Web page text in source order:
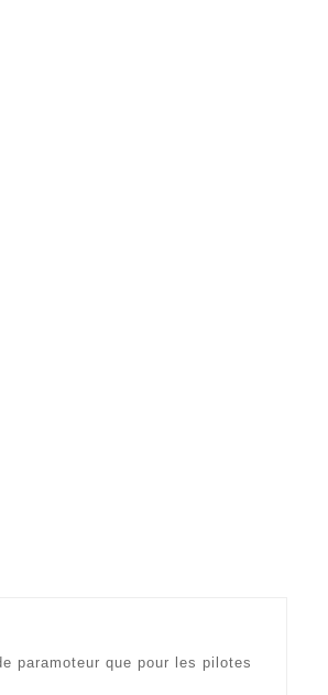
paramoteur que pour les pilotes